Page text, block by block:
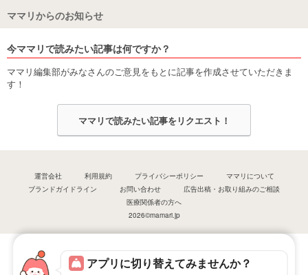
アプリに切り替えてみませんか？
ママリからのお知らせ
今ママリで読みたい記事は何ですか？
ママリ編集部がみなさんのご意見をもとに記事を作成させていただきま
す！
ママリで読みたい記事をリクエスト！
運営会社 利用規約 プライバシーポリシー
ママリについて
ブランドガイドライン
お問い合わせ
広告出稿・お取り組みのご相談
医療関係者の方へ
2026©mamari.jp